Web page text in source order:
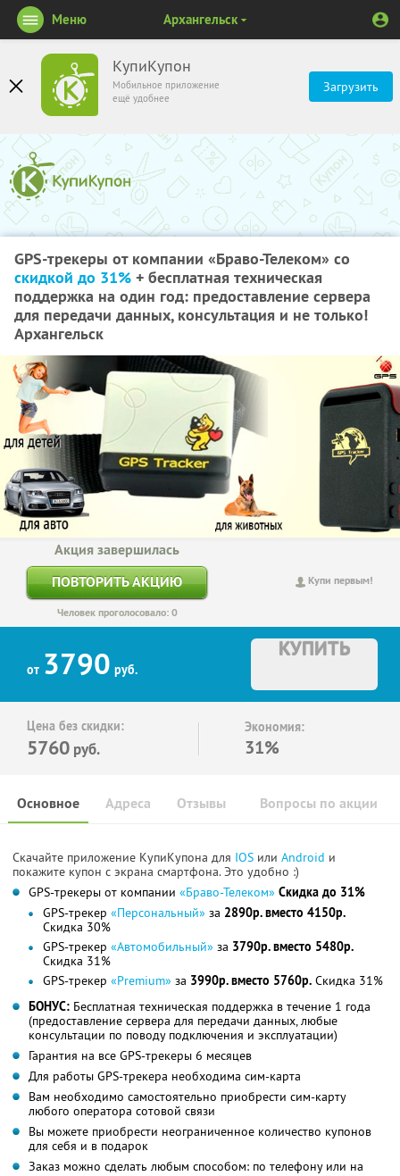
КупиКупон
Мобильное приложение
ещё удобнее
Загрузить
Меню Архангельск
GPS-трекеры от компании «Браво-Телеком» со
скидкой до 31% + бесплатная техническая
поддержка на один год: предоставление сервера
для передачи данных, консультация и не только!
Архангельск
Купи первым!
Акция завершилась
ПОВТОРИТЬ АКЦИЮ
Человек проголосовало: 0
от 3790 руб.
КУПИТЬ
Цена без скидки:
5760 руб.
Экономия:
31%
Основное Отзывы Вопросы по акции
Адреса
Скачайте приложение КупиКупона для IOS или Android и
покажите купон с экрана смартфона. Это удобно :)
GPS-трекеры от компании «Браво-Телеком» Скидка до 31%
GPS-трекер «Персональный» за 2890р. вместо 4150р.
Скидка 30%
GPS-трекер «Автомобильный» за 3790р. вместо 5480р.
Скидка 31%
GPS-трекер «Premium» за 3990р. вместо 5760р. Скидка 31%
БОНУС: Бесплатная техническая поддержка в течение 1 года
(предоставление сервера для передачи данных, любые
консультации по поводу подключения и эксплуатации)
Гарантия на все GPS-трекеры 6 месяцев
Для работы GPS-трекера необходима сим-карта
Вам необходимо самостоятельно приобрести сим-карту
любого оператора сотовой связи
Вы можете приобрести неограниченное количество купонов
для себя и в подарок
Заказ можно сделать любым способом: по телефону или на